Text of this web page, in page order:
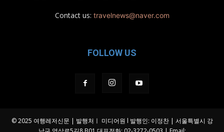
Contact us: travelnews@naver.com
FOLLOW US
© 2025 여행레저신문 | 발행처ㅣ 미디어원 l 발행인: 이정찬 | 서울특별시 강